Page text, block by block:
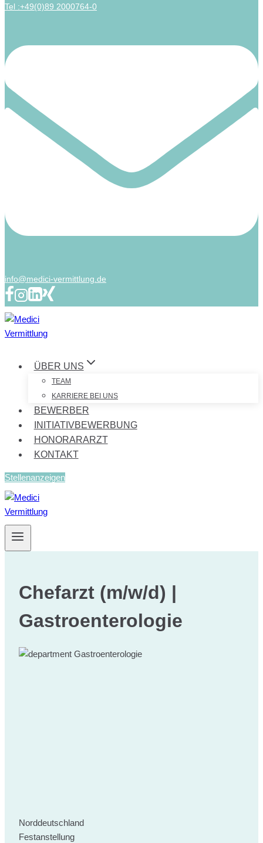
Tel :+49(0)89 2000764-0
info@medici-vermittlung.de
ÜBER UNS
TEAM
KARRIERE BEI UNS
BEWERBER
INITIATIVBEWERBUNG
HONORARARZT
KONTAKT
Stellenanzeigen
Chefarzt (m/w/d) |
Gastroenterologie
Gastroenterologie
Norddeutschland
Festanstellung